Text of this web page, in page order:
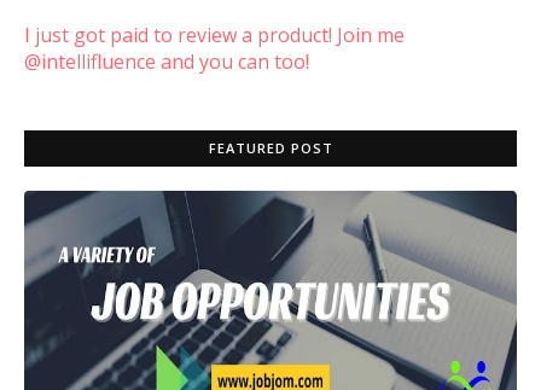
I just got paid to review a product! Join me
@intellifluence and you can too!
FEATURED POST